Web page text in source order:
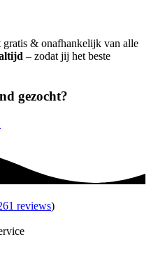
gratis & onafhankelijk van alle
– zodat jij het beste
gezocht?
reviews)